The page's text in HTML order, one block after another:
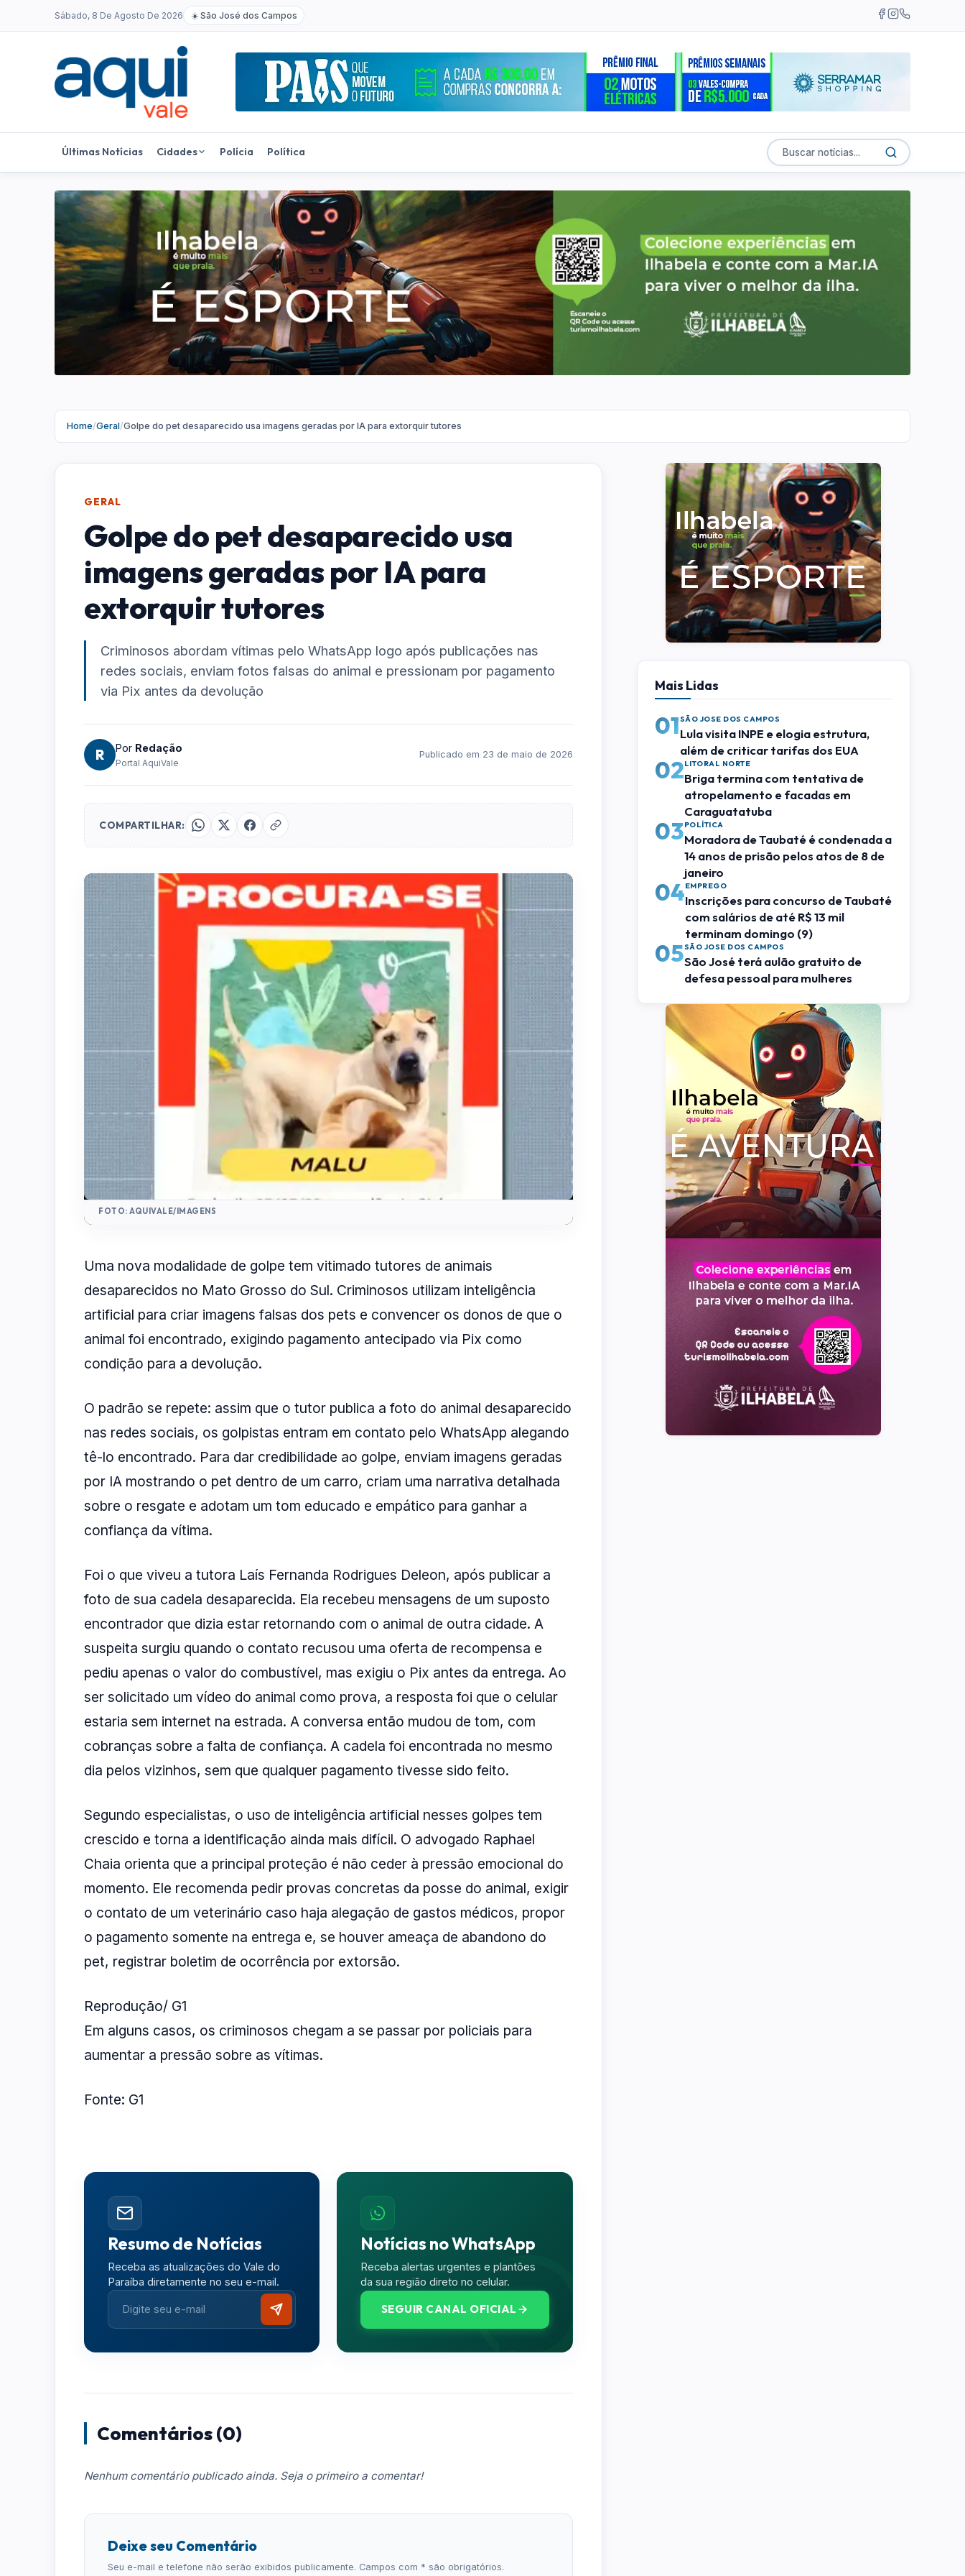
Sábado, 8 De Agosto De 2026 ☀️ São José dos Campos
Últimas Notícias Cidades Polícia Política
Home/Geral/Golpe do pet desaparecido usa imagens geradas por IA para extorquir tutores
GERAL
Golpe do pet desaparecido usa
imagens geradas por IA para
extorquir tutores
Criminosos abordam vítimas pelo WhatsApp logo após publicações nas
redes sociais, enviam fotos falsas do animal e pressionam por pagamento
via Pix antes da devolução
R Por Redação
Portal AquiVale
Publicado em 23 de maio de 2026
COMPARTILHAR:
FOTO: AQUIVALE/IMAGENS
Uma nova modalidade de golpe tem vitimado tutores de animais
desaparecidos no Mato Grosso do Sul. Criminosos utilizam inteligência
artificial para criar imagens falsas dos pets e convencer os donos de que o
animal foi encontrado, exigindo pagamento antecipado via Pix como
condição para a devolução.
O padrão se repete: assim que o tutor publica a foto do animal desaparecido
nas redes sociais, os golpistas entram em contato pelo WhatsApp alegando
tê-lo encontrado. Para dar credibilidade ao golpe, enviam imagens geradas
por IA mostrando o pet dentro de um carro, criam uma narrativa detalhada
sobre o resgate e adotam um tom educado e empático para ganhar a
confiança da vítima.
Foi o que viveu a tutora Laís Fernanda Rodrigues Deleon, após publicar a
foto de sua cadela desaparecida. Ela recebeu mensagens de um suposto
encontrador que dizia estar retornando com o animal de outra cidade. A
suspeita surgiu quando o contato recusou uma oferta de recompensa e
pediu apenas o valor do combustível, mas exigiu o Pix antes da entrega. Ao
ser solicitado um vídeo do animal como prova, a resposta foi que o celular
estaria sem internet na estrada. A conversa então mudou de tom, com
cobranças sobre a falta de confiança. A cadela foi encontrada no mesmo
dia pelos vizinhos, sem que qualquer pagamento tivesse sido feito.
Segundo especialistas, o uso de inteligência artificial nesses golpes tem
crescido e torna a identificação ainda mais difícil. O advogado Raphael
Chaia orienta que a principal proteção é não ceder à pressão emocional do
momento. Ele recomenda pedir provas concretas da posse do animal, exigir
o contato de um veterinário caso haja alegação de gastos médicos, propor
o pagamento somente na entrega e, se houver ameaça de abandono do
pet, registrar boletim de ocorrência por extorsão.
Reprodução/ G1
Em alguns casos, os criminosos chegam a se passar por policiais para
aumentar a pressão sobre as vítimas.
Fonte: G1
Resumo de Notícias
Receba as atualizações do Vale do
Paraíba diretamente no seu e-mail.
Notícias no WhatsApp
Receba alertas urgentes e plantões
da sua região direto no celular.
SEGUIR CANAL OFICIAL
Comentários (0)
Nenhum comentário publicado ainda. Seja o primeiro a comentar!
Deixe seu Comentário
Seu e-mail e telefone não serão exibidos publicamente. Campos com * são obrigatórios.
Mais Lidas
01SÃO JOSE DOS CAMPOS
Lula visita INPE e elogia estrutura,
além de criticar tarifas dos EUA
02LITORAL NORTE
Briga termina com tentativa de
atropelamento e facadas em
Caraguatatuba
03POLÍTICA
Moradora de Taubaté é condenada a
14 anos de prisão pelos atos de 8 de
janeiro
04EMPREGO
Inscrições para concurso de Taubaté
com salários de até R$ 13 mil
terminam domingo (9)
05SÃO JOSE DOS CAMPOS
São José terá aulão gratuito de
defesa pessoal para mulheres